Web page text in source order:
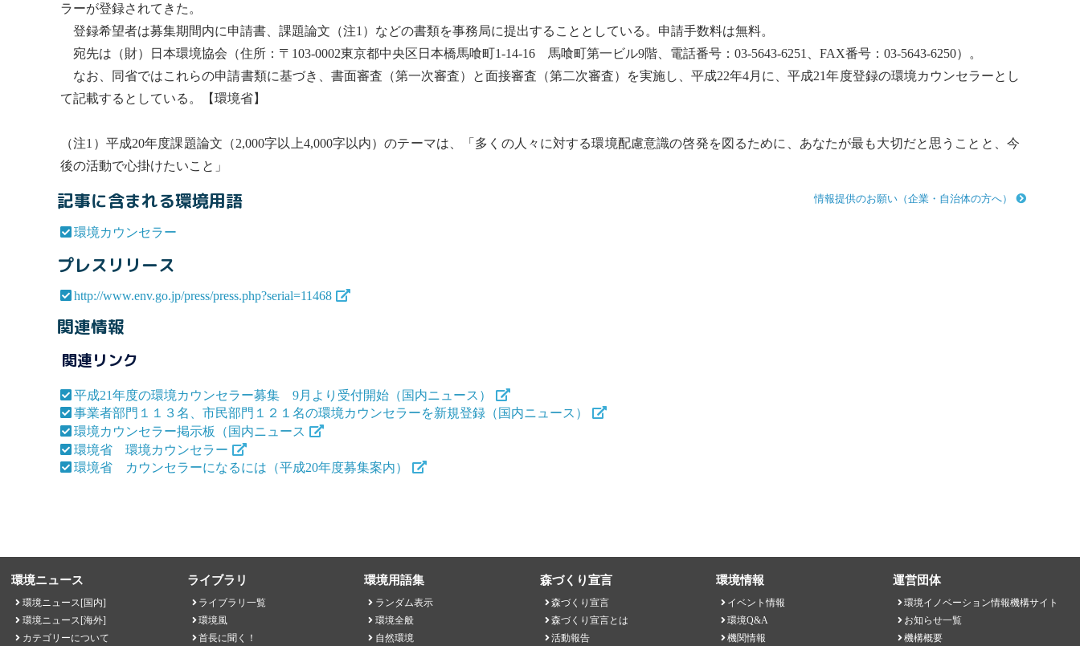
ラーが登録されてきた。
登録希望者は募集期間内に申請書、課題論文（注1）などの書類を事務局に提出することとしている。申請手数料は無料。
宛先は（財）日本環境協会（住所：〒103-0002東京都中央区日本橋馬喰町1-14-16 馬喰町第一ビル9階、電話番号：03-5643-6251、FAX番号：03-5643-6250）。
なお、同省ではこれらの申請書類に基づき、書面審査（第一次審査）と面接審査（第二次審査）を実施し、平成22年4月に、平成21年度登録の環境カウンセラーとし
て記載するとしている。【環境省】
（注1）平成20年度課題論文（2,000字以上4,000字以内）のテーマは、「多くの人々に対する環境配慮意識の啓発を図るために、あなたが最も大切だと思うことと、今
後の活動で心掛けたいこと」
情報提供のお願い（企業・自治体の方へ）
記事に含まれる環境用語
環境カウンセラー
プレスリリース
http://www.env.go.jp/press/press.php?serial=11468
関連情報
関連リンク
平成21年度の環境カウンセラー募集 9月より受付開始（国内ニュース）
事業者部門１１３名、市民部門１２１名の環境カウンセラーを新規登録（国内ニュース）
環境カウンセラー掲示板（国内ニュース
環境省 環境カウンセラー
環境省 カウンセラーになるには（平成20年度募集案内）
環境ニュース
環境ニュース[国内]
環境ニュース[海外]
カテゴリーについて
ライブラリ
ライブラリ一覧
環境風
首長に聞く！
環境用語集
ランダム表示
環境全般
自然環境
森づくり宣言
森づくり宣言
森づくり宣言とは
活動報告
環境情報
イベント情報
環境Q&A
機関情報
運営団体
環境イノベーション情報機構サイト
お知らせ一覧
機構概要